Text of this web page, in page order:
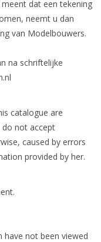
dat een tekening
neemt u dan
van Modelbouwers.
na schriftelijke
catalogue are
do not accept
caused by errors
provided by her.
have not been viewed